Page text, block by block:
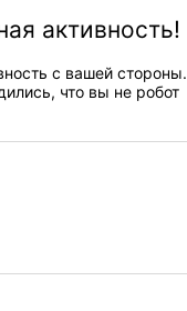
активность!
с вашей стороны.
что вы не робот